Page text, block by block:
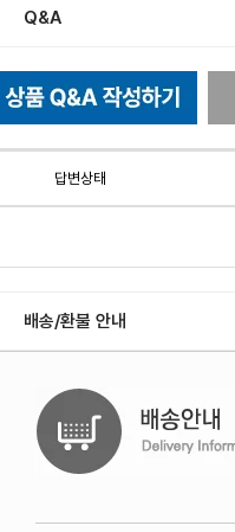
Q&A
답변상태
배송/환불 안내